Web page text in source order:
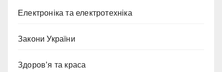
Електроніка та електротехніка
Закони України
Здоров’я та краса